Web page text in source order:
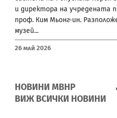
и директора на учредената
проф. Ким Мьонг-ин.
музей...
26 Май 2026
НОВИНИ МВНР
ВИЖ ВСИЧКИ НОВИНИ